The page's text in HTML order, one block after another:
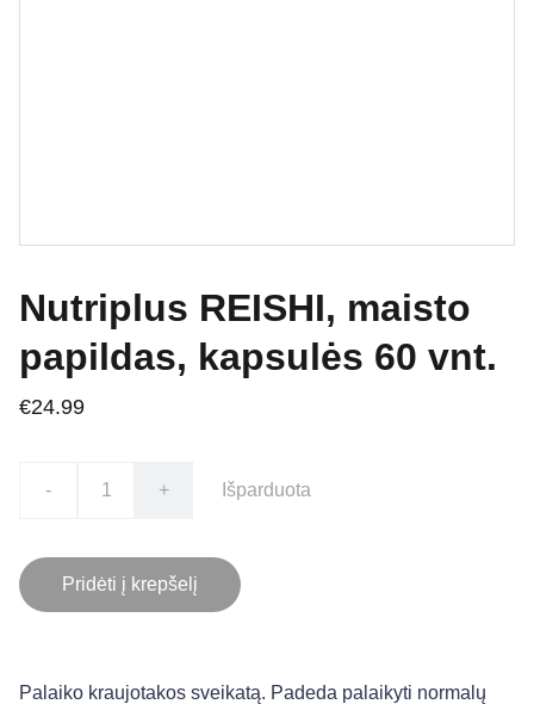
Nutriplus REISHI, maisto
papildas, kapsulės 60 vnt.
€24.99
- + Išparduota
Pridėti į krepšelį
Palaiko kraujotakos sveikatą. Padeda palaikyti normalų